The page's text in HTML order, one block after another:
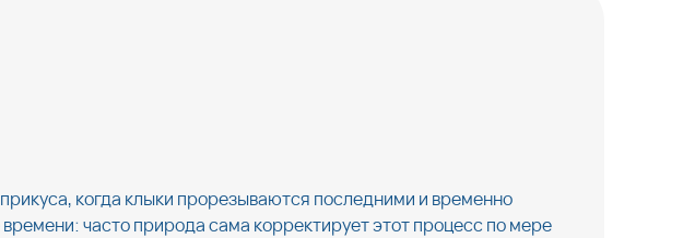
когда клыки прорезываются последними и временно
часто природа сама корректирует этот процесс по мере